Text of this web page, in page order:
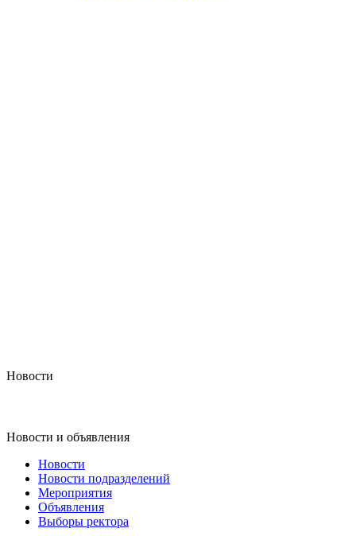
Новости
Новости и объявления
Новости
Новости подразделений
Мероприятия
Объявления
Выборы ректора